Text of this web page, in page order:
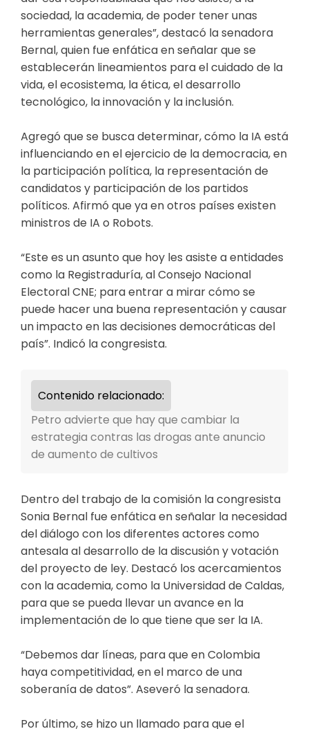
sociedad, la academia, de poder tener unas
herramientas generales”, destacó la senadora
Bernal, quien fue enfática en señalar que se
establecerán lineamientos para el cuidado de la
vida, el ecosistema, la ética, el desarrollo
tecnológico, la innovación y la inclusión.
Agregó que se busca determinar, cómo la IA está
influenciando en el ejercicio de la democracia, en
la participación política, la representación de
candidatos y participación de los partidos
políticos. Afirmó que ya en otros países existen
ministros de IA o Robots.
“Este es un asunto que hoy les asiste a entidades
como la Registraduría, al Consejo Nacional
Electoral CNE; para entrar a mirar cómo se
puede hacer una buena representación y causar
un impacto en las decisiones democráticas del
país”. Indicó la congresista.
Contenido relacionado:
Petro advierte que hay que cambiar la
estrategia contras las drogas ante anuncio
de aumento de cultivos
Dentro del trabajo de la comisión la congresista
Sonia Bernal fue enfática en señalar la necesidad
del diálogo con los diferentes actores como
antesala al desarrollo de la discusión y votación
del proyecto de ley. Destacó los acercamientos
con la academia, como la Universidad de Caldas,
para que se pueda llevar un avance en la
implementación de lo que tiene que ser la IA.
“Debemos dar líneas, para que en Colombia
haya competitividad, en el marco de una
soberanía de datos”. Aseveró la senadora.
Por último, se hizo un llamado para que el